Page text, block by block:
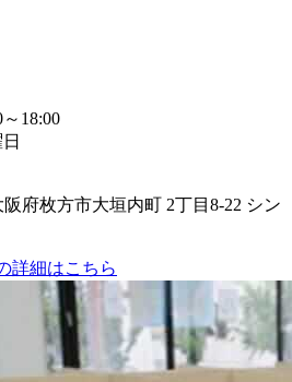
18:00
阪府枚方市大垣内町 2丁目8-22 シン
詳細はこちら